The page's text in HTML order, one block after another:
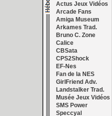
Actus Jeux Vidéos
Arcade Fans
Amiga Museum
Arkames Trad.
Bruno C. Zone
Calice
CBSata
CPS2Shock
EF-Nes
Fan de la NES
GirlFriend Adv.
Landstalker Trad.
Musée Jeux Vidéos
SMS Power
Speccyal